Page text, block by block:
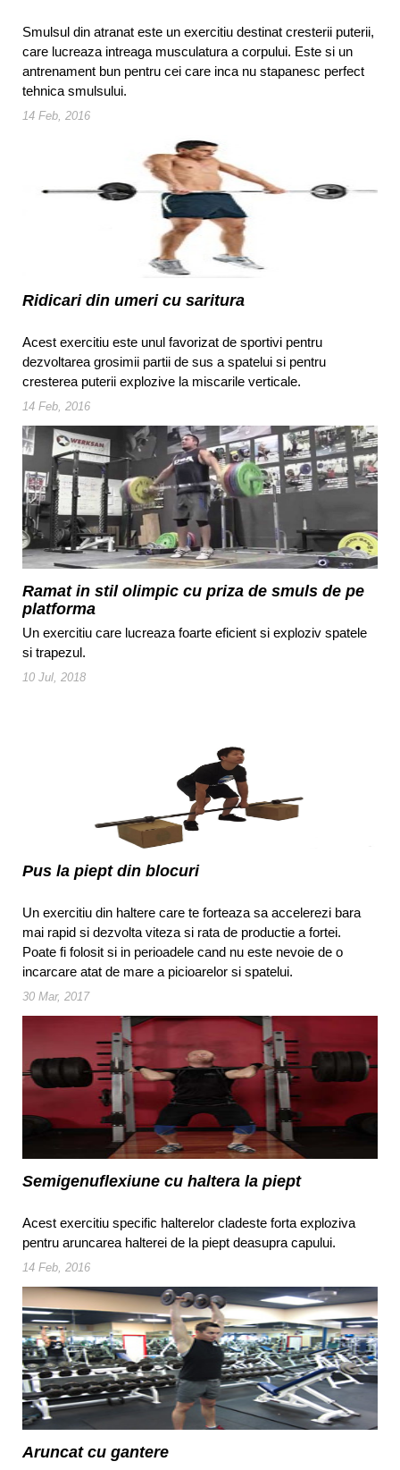
Smulsul din atranat este un exercitiu destinat cresterii puterii,
care lucreaza intreaga musculatura a corpului. Este si un
antrenament bun pentru cei care inca nu stapanesc perfect
tehnica smulsului.
14 Feb, 2016
Ridicari din umeri cu saritura
Acest exercitiu este unul favorizat de sportivi pentru
dezvoltarea grosimii partii de sus a spatelui si pentru
cresterea puterii explozive la miscarile verticale.
14 Feb, 2016
Ramat in stil olimpic cu priza de smuls de pe
platforma
Un exercitiu care lucreaza foarte eficient si exploziv spatele
si trapezul.
10 Jul, 2018
Pus la piept din blocuri
Un exercitiu din haltere care te forteaza sa accelerezi bara
mai rapid si dezvolta viteza si rata de productie a fortei.
Poate fi folosit si in perioadele cand nu este nevoie de o
incarcare atat de mare a picioarelor si spatelui.
30 Mar, 2017
Semigenuflexiune cu haltera la piept
Acest exercitiu specific halterelor cladeste forta exploziva
pentru aruncarea halterei de la piept deasupra capului.
14 Feb, 2016
Aruncat cu gantere